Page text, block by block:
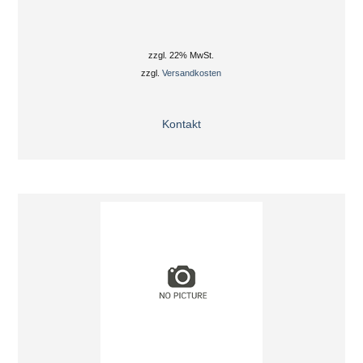
zzgl. 22% MwSt.
zzgl.Versandkosten
Kontakt